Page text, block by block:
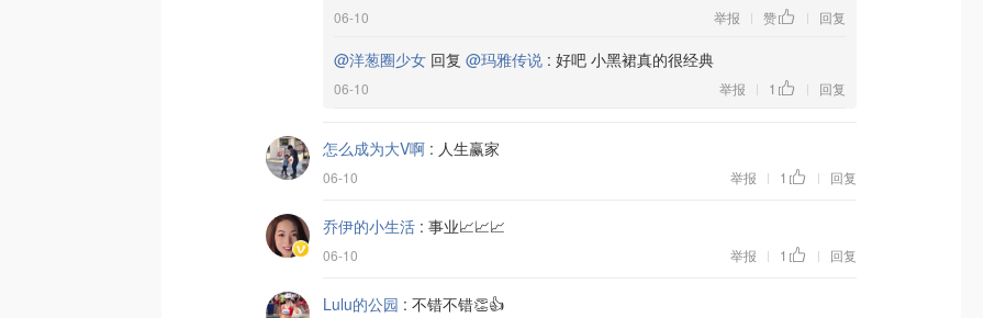
06-10 举报 | 赞 | 回复
@洋葱圈少女 回复 @玛雅传说 : 好吧 小黑裙真的很经典
06-10 举报 | 1 | 回复
怎么成为大V啊 : 人生赢家
06-10 举报 | 1 | 回复
乔伊的小生活 : 事业📈📈📈
06-10 举报 | 1 | 回复
Lulu的公园 : 不错不错👏👍